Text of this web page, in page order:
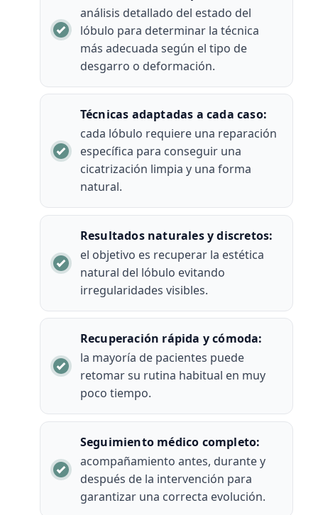
análisis detallado del estado del
lóbulo para determinar la técnica
más adecuada según el tipo de
desgarro o deformación.
Técnicas adaptadas a cada caso:
cada lóbulo requiere una reparación
específica para conseguir una
cicatrización limpia y una forma
natural.
Resultados naturales y discretos:
el objetivo es recuperar la estética
natural del lóbulo evitando
irregularidades visibles.
Recuperación rápida y cómoda:
la mayoría de pacientes puede
retomar su rutina habitual en muy
poco tiempo.
Seguimiento médico completo:
acompañamiento antes, durante y
después de la intervención para
garantizar una correcta evolución.